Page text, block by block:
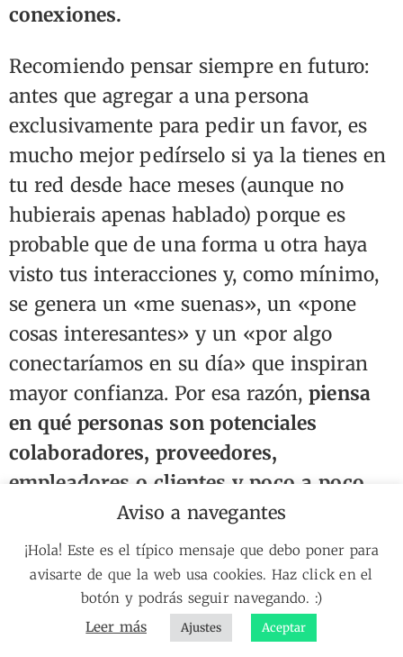
conexiones.
Recomiendo pensar siempre en futuro:
antes que agregar a una persona
exclusivamente para pedir un favor, es
mucho mejor pedírselo si ya la tienes en
tu red desde hace meses (aunque no
hubierais apenas hablado) porque es
probable que de una forma u otra haya
visto tus interacciones y, como mínimo,
se genera un «me suenas», un «pone
cosas interesantes» y un «por algo
conectaríamos en su día» que inspiran
mayor confianza. Por esa razón,piensa
en qué personas son potenciales
colaboradores, proveedores,
empleadores o clientes y poco a poco
(sin agobiar) ve interactúando con ellos
Y en el sentido opuesto: a mí me gusta
conectar con estudiantes afines a mi
profesión y, de momento, nunca he
negado el ayudar u orientar a alguien
Aviso a navegantes
¡Hola! Este es el típico mensaje que debo poner para
avisarte de que la web usa cookies. Haz click en el
botón y podrás seguir navegando. :)
Leer más
Ajustes Aceptar